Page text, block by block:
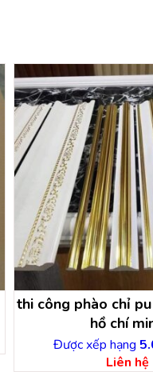
thi công phào chỉ
hồ chí
Được xếp hạng
Liên hệ